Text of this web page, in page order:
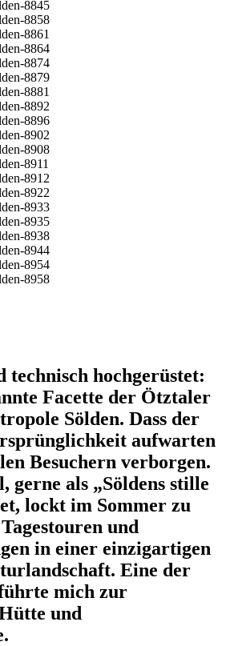
technisch hochgerüstet:
Facette der Ötztaler
Sölden. Dass der
aufwarten
Besuchern verborgen.
gerne als „Söldens stille
lockt im Sommer zu
und
in einer einzigartigen
Eine der
mich zur
und